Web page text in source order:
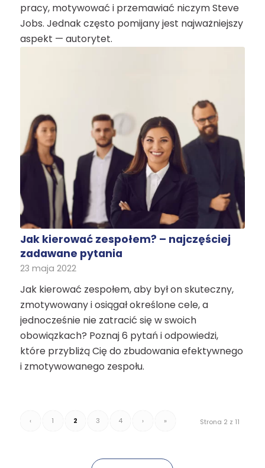
pracy, motywować i przemawiać niczym Steve
Jobs. Jednak często pomijany jest najważniejszy
aspekt — autorytet.
Jak kierować zespołem? – najczęściej
zadawane pytania
23 maja 2022
Jak kierować zespołem, aby był on skuteczny,
zmotywowany i osiągał określone cele, a
jednocześnie nie zatracić się w swoich
obowiązkach? Poznaj 6 pytań i odpowiedzi,
które przybliżą Cię do zbudowania efektywnego
i zmotywowanego zespołu.
Strona 2 z 11
‹ 1 2 3 4 › »